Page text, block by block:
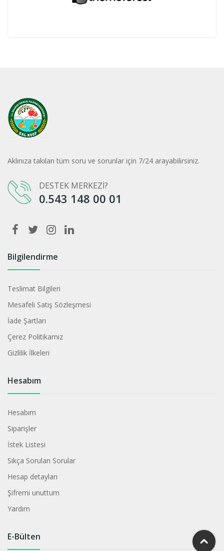
Aklınıza takılan tüm soru ve sorunlar için 7/24 arayabilirsiniz.
DESTEK MERKEZİ?
0.543 148 00 01
Bilgilendirme
Teslimat Bilgileri
Mesafeli Satış Sözleşmesi
İade Şartları
Çerez Politikamız
Gizlilik İlkeleri
Hesabım
Hesabım
Siparişler
İstek Listesi
Sıkça Sorulan Sorular
Hesap detayları
Şifremi unuttum
Yardım
E-Bülten